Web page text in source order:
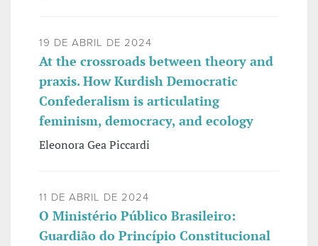
19 DE ABRIL DE 2024
At the crossroads between theory and
praxis. How Kurdish Democratic
Confederalism is articulating
feminism, democracy, and ecology
Eleonora Gea Piccardi
11 DE ABRIL DE 2024
O Ministério Público Brasileiro:
Guardião do Princípio Constitucional